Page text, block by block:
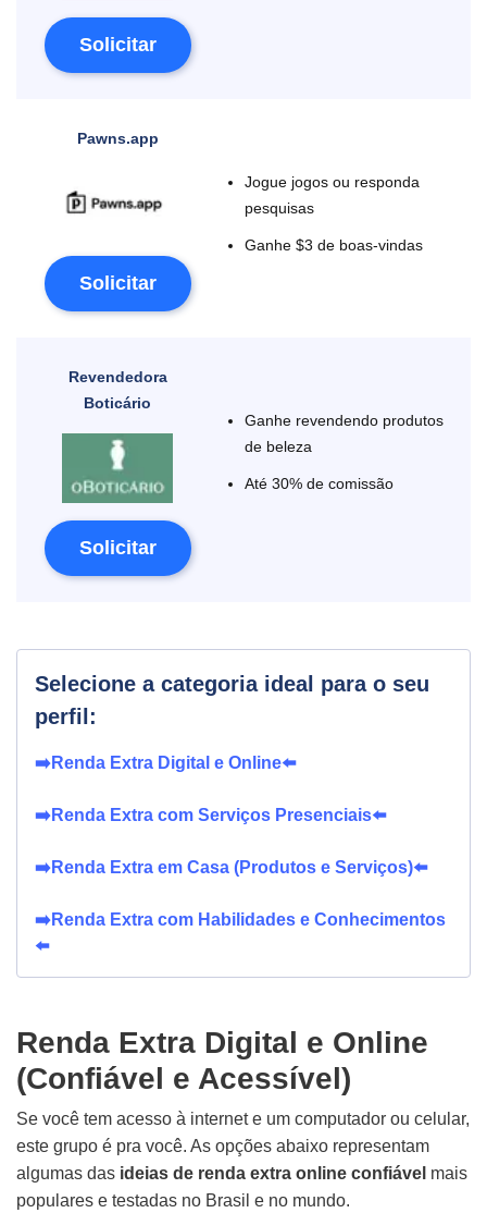
Solicitar
Pawns.app
Solicitar
Jogue jogos ou responda
pesquisas
Ganhe $3 de boas-vindas
Revendedora
Boticário
Solicitar
Ganhe revendendo produtos
de beleza
Até 30% de comissão
Selecione a categoria ideal para o seu
perfil:
➡️Renda Extra Digital e Online⬅️
➡️Renda Extra com Serviços Presenciais⬅️
➡️Renda Extra em Casa (Produtos e Serviços)⬅️
➡️Renda Extra com Habilidades e Conhecimentos
⬅️
Renda Extra Digital e Online
(Confiável e Acessível)
Se você tem acesso à internet e um computador ou celular,
este grupo é pra você. As opções abaixo representam
algumas das ideias de renda extra online confiável mais
populares e testadas no Brasil e no mundo.